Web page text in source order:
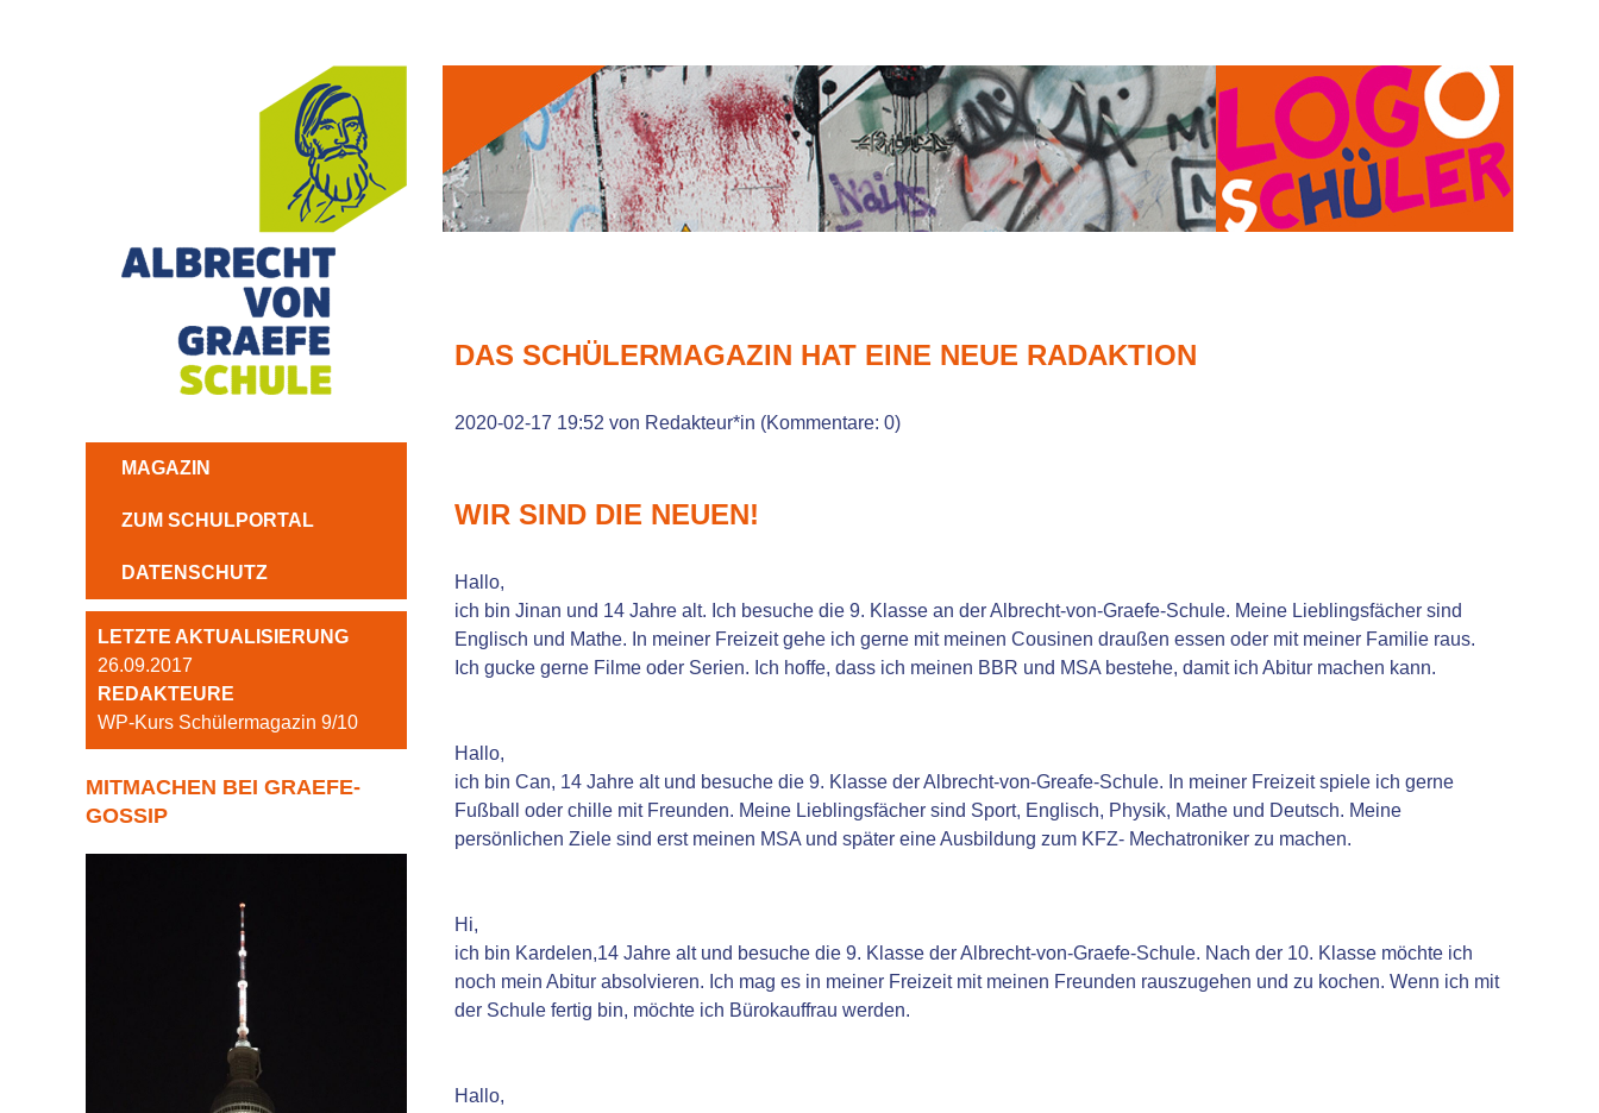
DAS SCHÜLERMAGAZIN HAT EINE NEUE RADAKTION
2020-02-17 19:52 von Redakteur*in (Kommentare: 0)
WIR SIND DIE NEUEN!
Hallo,
ich bin Jinan und 14 Jahre alt. Ich besuche die 9. Klasse an der Albrecht-von-Graefe-Schule. Meine Lieblingsfächer sind
Englisch und Mathe. In meiner Freizeit gehe ich gerne mit meinen Cousinen draußen essen oder mit meiner Familie raus.
Ich gucke gerne Filme oder Serien. Ich hoffe, dass ich meinen BBR und MSA bestehe, damit ich Abitur machen kann.
Hallo,
ich bin Can, 14 Jahre alt und besuche die 9. Klasse der Albrecht-von-Greafe-Schule. In meiner Freizeit spiele ich gerne
Fußball oder chille mit Freunden. Meine Lieblingsfächer sind Sport, Englisch, Physik, Mathe und Deutsch. Meine
persönlichen Ziele sind erst meinen MSA und später eine Ausbildung zum KFZ- Mechatroniker zu machen.
Hi,
ich bin Kardelen,14 Jahre alt und besuche die 9. Klasse der Albrecht-von-Graefe-Schule. Nach der 10. Klasse möchte ich
noch mein Abitur absolvieren. Ich mag es in meiner Freizeit mit meinen Freunden rauszugehen und zu kochen. Wenn ich mit
der Schule fertig bin, möchte ich Bürokauffrau werden.
Hallo,
NAVIGATION
MAGAZIN
ZUM SCHULPORTAL
DATENSCHUTZ
LETZTE AKTUALISIERUNG
26.09.2017
REDAKTEURE
WP-Kurs Schülermagazin 9/10
MITMACHEN BEI GRAEFE-
GOSSIP